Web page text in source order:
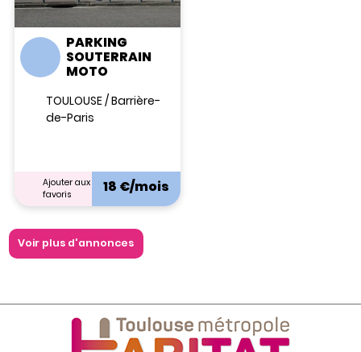
JARDINS DE BOURGES (LES)
PARKING
SOUTERRAIN
MOTO
TOULOUSE / Barrière-
de-Paris
Ajouter aux
favoris
18 €/mois